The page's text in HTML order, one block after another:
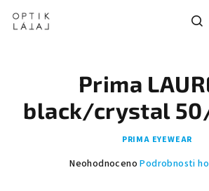
obsah
Prima
black/crystal
PRIMA EYEWEAR
Průměrné
Neohodnoceno Podrobnosti